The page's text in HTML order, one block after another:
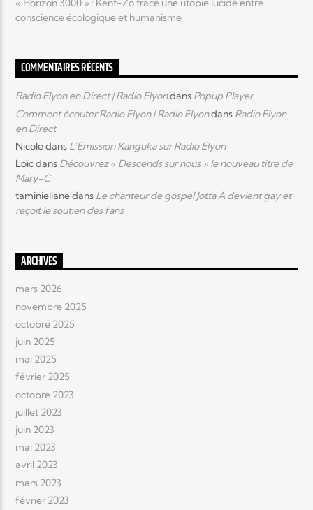
« Horizon 3000 » : Kent-Zo trace une utopie lucide entre
conscience écologique et humanisme
COMMENTAIRES RÉCENTS
Radio Elyon en Direct | Radio Elyondans Popup Player
Comment écouter Radio Elyon | Radio Elyondans Radio Elyon
en Direct
Nicoledans L’Emission Kanguka sur Radio Elyon
Loïcdans Découvrez « Descends sur nous » le nouveau titre de
Mary-C
taminielianedans Le chanteur de gospel Jotta A devient gay et
reçoit le soutien des fans
ARCHIVES
mars 2026
novembre 2025
octobre 2025
juin 2025
mai 2025
février 2025
octobre 2023
juillet 2023
juin 2023
mai 2023
avril 2023
mars 2023
février 2023